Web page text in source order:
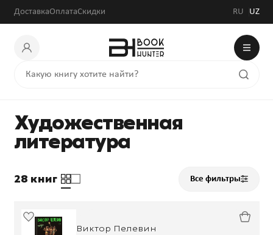
ДоставкаОплатаСкидки RU UZ
Художественная
литература
28 книг Все фильтры
Виктор Пелевин